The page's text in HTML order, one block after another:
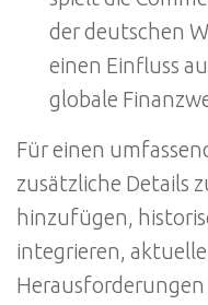
der deutschen
einen Einfluss
globale
Für einen
zusätzliche Details
hinzufügen,
integrieren,